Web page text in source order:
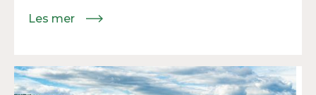
Les mer